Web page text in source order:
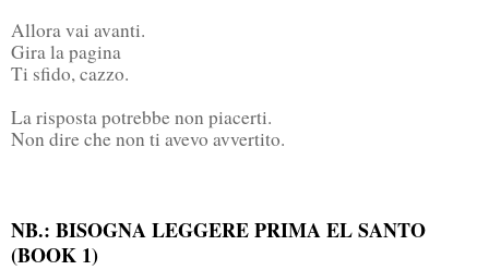
Allora vai avanti.
Gira la pagina
Ti sfido, cazzo.
La risposta potrebbe non piacerti.
Non dire che non ti avevo avvertito.
NB.: BISOGNA LEGGERE PRIMA EL SANTO
(BOOK 1)